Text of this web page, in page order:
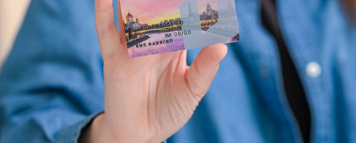
Скидки по карте москвича доступны в следующих
категориях:
бытовая техника и электроника;
товары для дома;
туризм (санатории, гостиницы, турфирмы).
ПОРТАЛ MOS.RU МОСКВА ЛЬГОТЫ